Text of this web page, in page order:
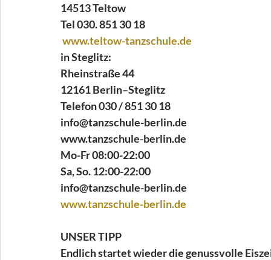
14513 Teltow
Tel 030. 851 30 18
www.teltow-tanzschule.de
in Steglitz:
Rheinstraße 44
12161 Berlin–Steglitz
Telefon 030 / 851 30 18
info@tanzschule-berlin.de
www.tanzschule-berlin.de
Mo-Fr 08:00-22:00
Sa, So. 12:00-22:00
info@tanzschule-berlin.de
www.tanzschule-berlin.de
UNSER TIPP
Endlich startet wieder die genussvolle